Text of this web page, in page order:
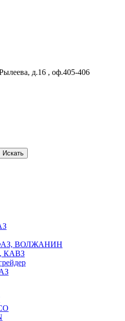
д.16 , оф.405-406
Искать
ВОЛЖАНИН
КАВЗ